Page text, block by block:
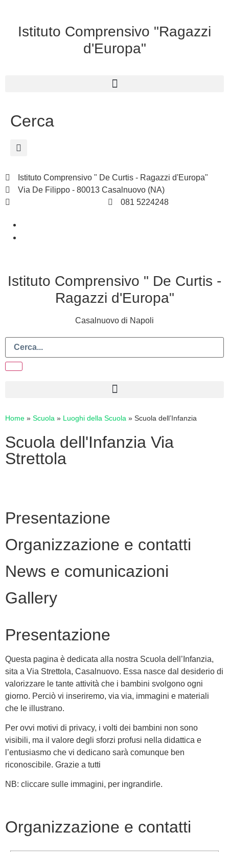
Istituto Comprensivo "Ragazzi
d'Europa"
Cerca
Istituto Comprensivo " De Curtis - Ragazzi d'Europa"
Via De Filippo - 80013 Casalnuovo (NA)
081 5224248
Istituto Comprensivo " De Curtis -
Ragazzi d'Europa"
Casalnuovo di Napoli
Home » Scuola » Luoghi della Scuola » Scuola dell’Infanzia
Scuola dell'Infanzia Via
Strettola
Presentazione
Organizzazione e contatti
News e comunicazioni
Gallery
Presentazione
Questa pagina è dedicata alla nostra Scuola dell’Infanzia,
sita a Via Strettola, Casalnuovo. Essa nasce dal desiderio di
valorizzare le tante attività che i bambini svolgono ogni
giorno. Perciò vi inseriremo, via via, immagini e materiali
che le illustrano.
Per ovvi motivi di privacy, i volti dei bambini non sono
visibili, ma il valore degli sforzi profusi nella didattica e
l’entusiasmo che vi dedicano sarà comunque ben
riconoscibile. Grazie a tutti
NB: cliccare sulle immagini, per ingrandirle.
Organizzazione e contatti